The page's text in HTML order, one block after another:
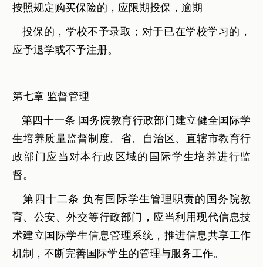
按照规定购买保险的，应限期投保，逾期
投保的，学校不予录取；对于已在学校学习的，
应予退学或不予注册。
第七章 监督管理
第四十一条 国务院教育行政部门建立健全国际学
生培养质量监督制度。省、自治区、直辖市教育行
政部门应当对本行政区域的国际学生培养进行监
督。
第四十二条 负有国际学生管理职责的国务院教
育、公安、外交等行政部门，应当利用现代信息技
术建立国际学生信息管理系统，推进信息共享工作
机制，不断完善国际学生的管理与服务工作。